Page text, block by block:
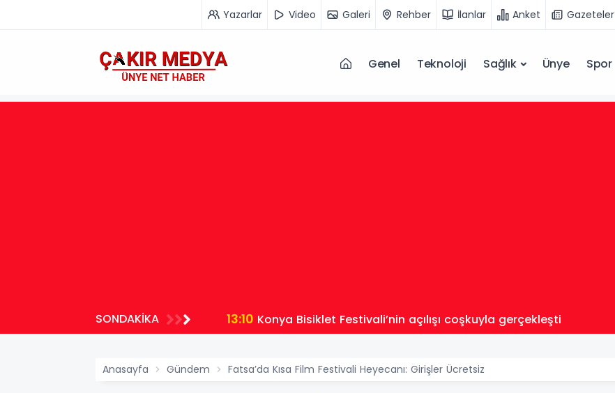
Yazarlar Video Galeri Rehber İlanlar Anket Gazeteler
Genel Teknoloji Sağlık Ünye Spor
SONDAKİKA 13:10 Konya Bisiklet Festivali’nin açılışı coşkuyla gerçekleşti
Anasayfa Gündem Fatsa’da Kısa Film Festivali Heyecanı: Girişler Ücretsiz